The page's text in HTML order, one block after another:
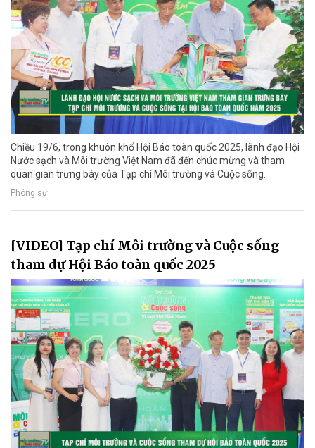
Chiều 19/6, trong khuôn khổ Hội Báo toàn quốc 2025, lãnh đạo Hội
Nước sạch và Môi trường Việt Nam đã đến chúc mừng và tham
quan gian trưng bày của Tạp chí Môi trường và Cuộc sống.
Phóng sự
[VIDEO] Tạp chí Môi trường và Cuộc sống
tham dự Hội Báo toàn quốc 2025